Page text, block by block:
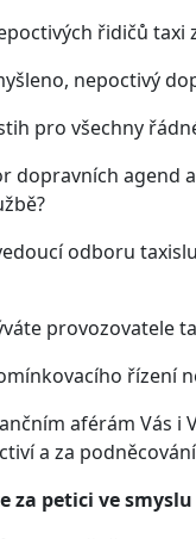
řidičů
nepoctivý
pro všechny
dopravních agend
odboru
provozovatele
řízení
aférám Vás i
a za
za petici ve